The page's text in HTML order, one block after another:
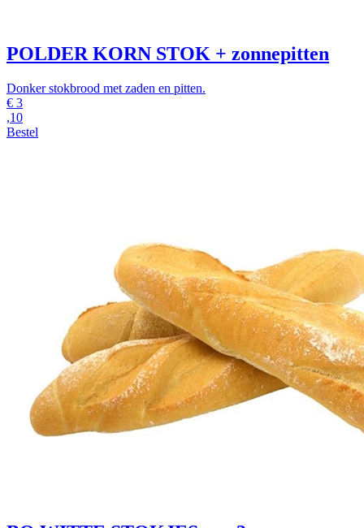
POLDER KORN STOK + zonnepitten
Donker stokbrood met zaden en pitten.
€ 3
,10
Bestel